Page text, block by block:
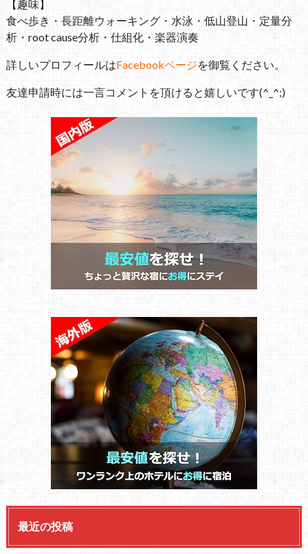
【趣味】
食べ歩き・長距離ウォーキング・水泳・低山登山・定量分
析・root cause分析・仕組化・楽器演奏
詳しいプロフィールはFacebookページを御覧ください。
友達申請時には一言コメントを頂けると嬉しいです(^_^;)
最近の投稿